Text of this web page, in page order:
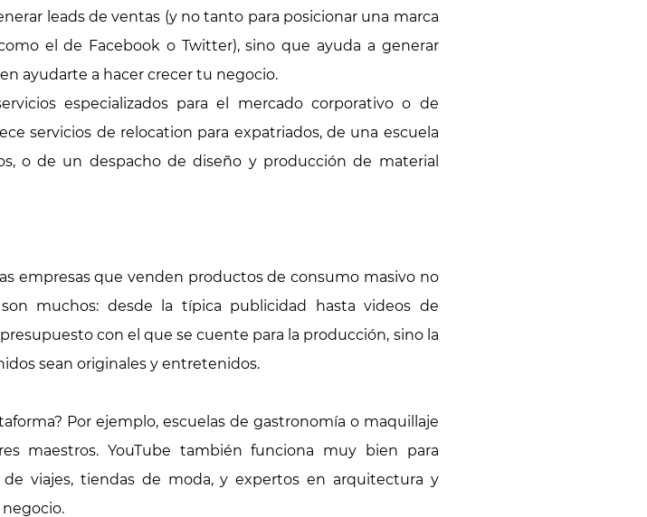
leads de ventas (y no tanto para posicionar una marca
el de Facebook o Twitter), sino que ayuda a generar
ayudarte a hacer crecer tu negocio.
especializados para el mercado corporativo o de
servicios de relocation para expatriados, de una escuela
o de un despacho de diseño y producción de material
empresas que venden productos de consumo masivo no
muchos: desde la típica publicidad hasta videos de
con el que se cuente para la producción, sino la
sean originales y entretenidos.
Por ejemplo, escuelas de gastronomía o maquillaje
maestros. YouTube también funciona muy bien para
viajes, tiendas de moda, y expertos en arquitectura y